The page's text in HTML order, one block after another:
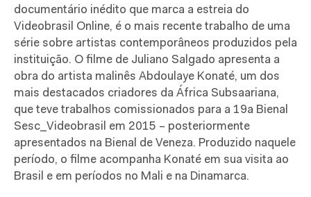
documentário inédito que marca a estreia do
Videobrasil Online, é o mais recente trabalho de uma
série sobre artistas contemporâneos produzidos pela
instituição. O filme de Juliano Salgado apresenta a
obra do artista malinês Abdoulaye Konaté, um dos
mais destacados criadores da África Subsaariana,
que teve trabalhos comissionados para a 19a Bienal
Sesc_Videobrasil em 2015 – posteriormente
apresentados na Bienal de Veneza. Produzido naquele
período, o filme acompanha Konaté em sua visita ao
Brasil e em períodos no Mali e na Dinamarca.